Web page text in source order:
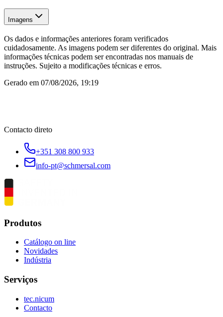
Imagens
Os dados e informações anteriores foram verificados
cuidadosamente. As imagens podem ser diferentes do original. Mais
informações técnicas podem ser encontradas nos manuais de
instruções. Sujeito a modificações técnicas e erros.
Gerado em 07/08/2026, 19:19
Contacto direto
+351 308 800 933
info-pt@schmersal.com
Produtos
Catálogo on line
Novidades
Indústria
Serviços
tec.nicum
Contacto